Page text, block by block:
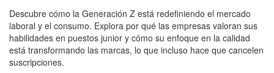
Descubre cómo la Generación Z está redefiniendo el mercado
laboral y el consumo. Explora por qué las empresas valoran sus
habilidades en puestos junior y cómo su enfoque en la calidad
está transformando las marcas, lo que incluso hace que cancelen
suscripciones.